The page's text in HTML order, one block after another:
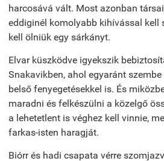
harcosává vált. Most azonban
eddiginél komolyabb kihívással kell
kell ölniük egy sárkányt.
Elvar küszködve igyekszik
Snakavikben, ahol egyaránt
belső fenyegetésekkel is. És
maradni és felkészülni a közelgő
a lehetetlent is véghez kell vinnie,
farkas-isten haragját.
Biórr és hadi csapata vérre